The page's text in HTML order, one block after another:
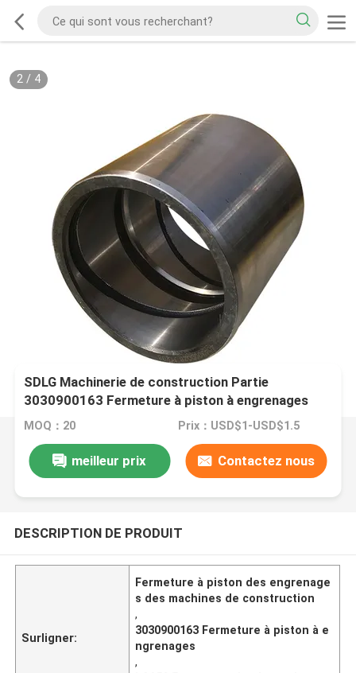
2/ 4
SDLG Machinerie de construction Partie
3030900163 Fermeture à piston à engrenages
pour chargeuse à roues LG953
MOQ：20 Prix：USD$1-USD$1.5
meilleur prix Contactez nous
DESCRIPTION DE PRODUIT
Surligner:
Fermeture à piston des engrenage
s des machines de construction
,
3030900163 Fermeture à piston à e
ngrenages
,